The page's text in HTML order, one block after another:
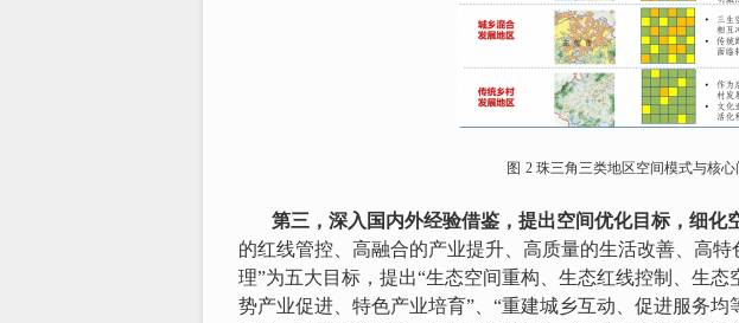
图 2 珠三角三类地区空间模式与核心
第三，深入国内外经验借鉴，提出空间优化目标，细化
的红线管控、高融合的产业提升、高质量的生活改善、高
理”为五大目标，提出“生态空间重构、生态红线控制、生态
势产业促进、特色产业培育”、“重建城乡互动、促进服务均